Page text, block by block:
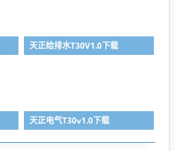
天正给排水T30V1.0下载
天正电气T30v1.0下载